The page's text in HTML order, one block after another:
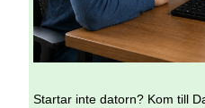
Startar inte datorn? Kom till